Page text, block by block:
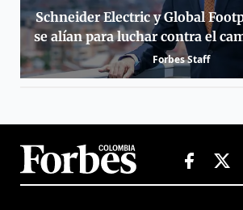
Schneider Electric y Global
se alían para luchar contra el
Forbes Staff